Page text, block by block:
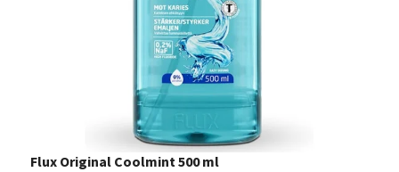
Flux Original Coolmint 500 ml